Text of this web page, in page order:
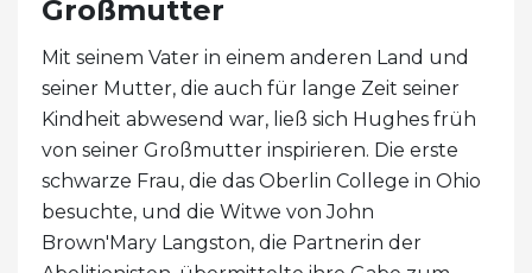
Großmutter
Mit seinem Vater in einem anderen Land und
seiner Mutter, die auch für lange Zeit seiner
Kindheit abwesend war, ließ sich Hughes früh
von seiner Großmutter inspirieren. Die erste
schwarze Frau, die das Oberlin College in Ohio
besuchte, und die Witwe von John
Brown'Mary Langston, die Partnerin der